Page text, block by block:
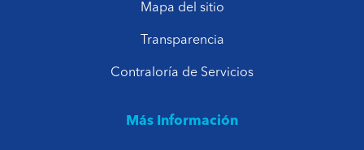
Mapa del sitio
Transparencia
Contraloría de Servicios
Más Información